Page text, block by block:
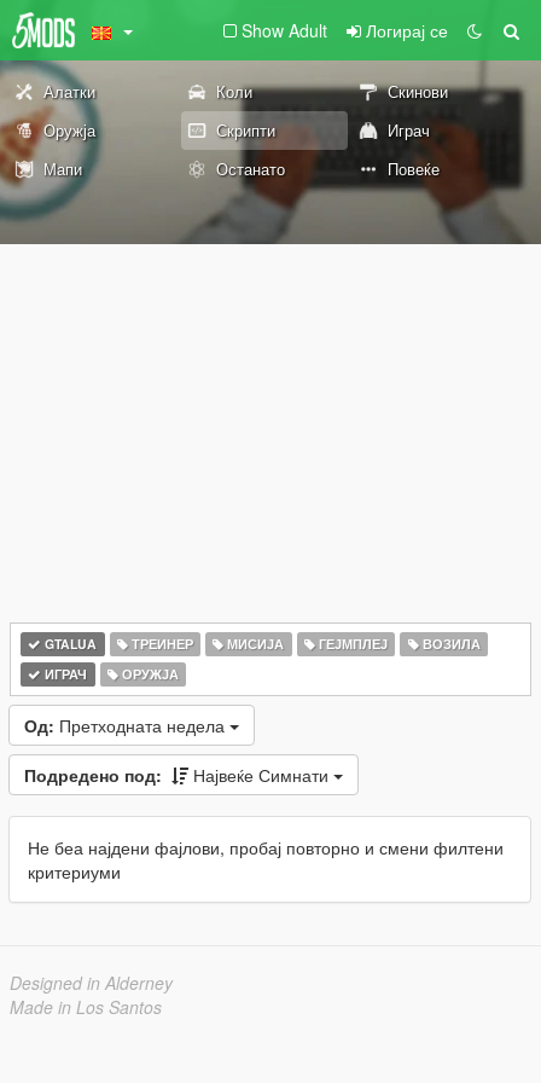
Show Adult Логирај се
Алатки Коли
Скинови
Оружја
Скрипти
Играч
Мапи
Останато Повеќе
GTALUA ТРЕИНЕР МИСИЈА ГЕЈМПЛЕЈ
ВОЗИЛА
ИГРАЧ
ОРУЖЈА
Од: Претходната недела
Подредено под: Највеќе Симнати
Не беа најдени фајлови, пробај повторно и смени филтени
критериуми
Designed in Alderney
Made in Los Santos